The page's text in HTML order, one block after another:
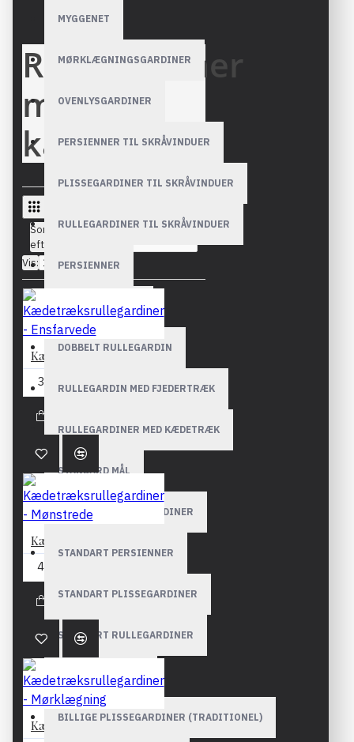
MYGGENET
MØRKLÆGNINGSGARDINER
OVENLYSGARDINER
PERSIENNER TIL SKRÅVINDUER
PLISSEGARDINER TIL SKRÅVINDUER
RULLEGARDINER TIL SKRÅVINDUER
PERSIENNER
RULLEGARDINER
DOBBELT RULLEGARDIN
RULLEGARDIN MED FJEDERTRÆK
RULLEGARDINER MED KÆDETRÆK
STANDARD MÅL
STANDART LAMELGARDINER
STANDART PERSIENNER
STANDART PLISSEGARDINER
STANDART RULLEGARDINER
PLISSEGARDINER
BILLIGE PLISSEGARDINER (TRADITIONEL)
Rullegardiner
med
kædetræk
Sorter
efter:
Vis:
Kædetræksrullegardiner - Ensfarvede
365,80DKK
451,94DKK
Kædetræksrullegardiner - Mørklægning